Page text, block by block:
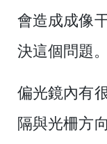
會造成成像
決這個問題。
偏光鏡內有
隔與光柵方